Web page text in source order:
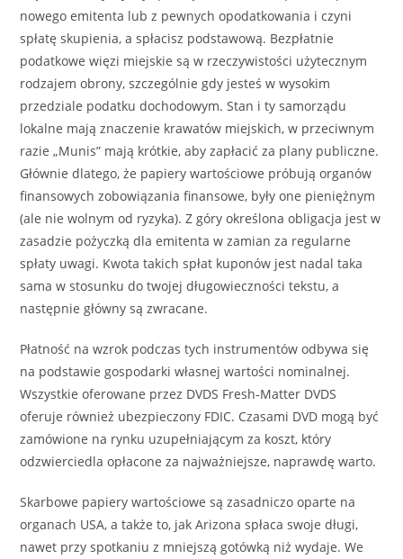
nowego emitenta lub z pewnych opodatkowania i czyni
spłatę skupienia, a spłacisz podstawową. Bezpłatnie
podatkowe więzi miejskie są w rzeczywistości użytecznym
rodzajem obrony, szczególnie gdy jesteś w wysokim
przedziale podatku dochodowym. Stan i ty samorządu
lokalne mają znaczenie krawatów miejskich, w przeciwnym
razie „Munis” mają krótkie, aby zapłacić za plany publiczne.
Głównie dlatego, że papiery wartościowe próbują organów
finansowych zobowiązania finansowe, były one pieniężnym
(ale nie wolnym od ryzyka). Z góry określona obligacja jest w
zasadzie pożyczką dla emitenta w zamian za regularne
spłaty uwagi. Kwota takich spłat kuponów jest nadal taka
sama w stosunku do twojej długowieczności tekstu, a
następnie główny są zwracane.
Płatność na wzrok podczas tych instrumentów odbywa się
na podstawie gospodarki własnej wartości nominalnej.
Wszystkie oferowane przez DVDS Fresh-Matter DVDS
oferuje również ubezpieczony FDIC. Czasami DVD mogą być
zamówione na rynku uzupełniającym za koszt, który
odzwierciedla opłacone za najważniejsze, naprawdę warto.
Skarbowe papiery wartościowe są zasadniczo oparte na
organach USA, a także to, jak Arizona spłaca swoje długi,
nawet przy spotkaniu z mniejszą gotówką niż wydaje. We